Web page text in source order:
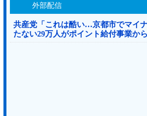
外部配信
共産党「これは酷い…京都市でマイ
たない29万人がポイント給付事業か